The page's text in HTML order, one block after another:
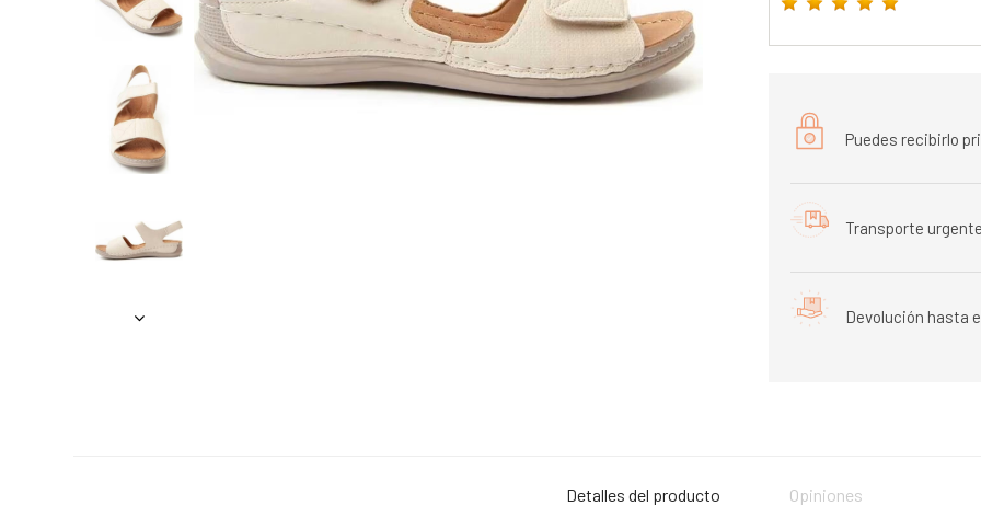
Puedes recibirlo
Transporte
Devolución hasta
Detalles del producto Opiniones